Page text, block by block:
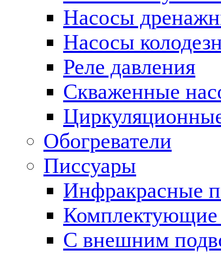
Насосы
Насосы
Реле давления
Скваженные
Обогреватели
Писсуары
Инфракрасные
Комплектующие
С внешним